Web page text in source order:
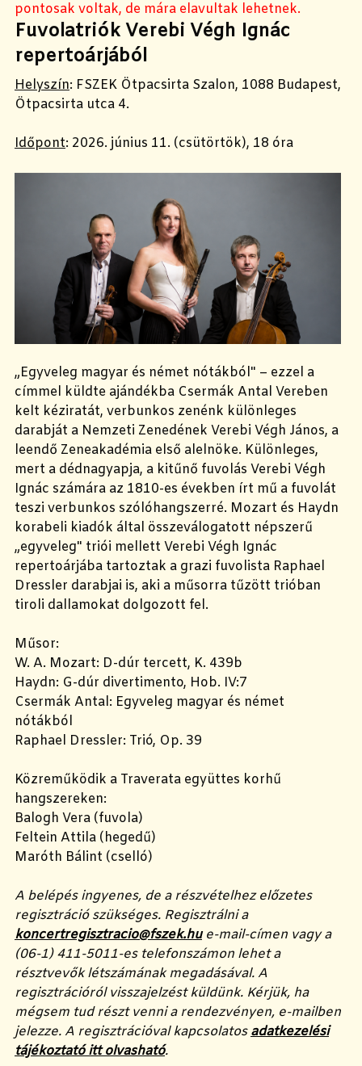
pontosak voltak, de mára elavultak lehetnek.
Fuvolatriók Verebi Végh Ignác
repertoárjából
Helyszín: FSZEK Ötpacsirta Szalon, 1088 Budapest,
Ötpacsirta utca 4.
Időpont: 2026. június 11. (csütörtök), 18 óra
„Egyveleg magyar és német nótákból" – ezzel a
címmel küldte ajándékba Csermák Antal Vereben
kelt kéziratát, verbunkos zenénk különleges
darabját a Nemzeti Zenedének Verebi Végh János, a
leendő Zeneakadémia első alelnöke. Különleges,
mert a dédnagyapja, a kitűnő fuvolás Verebi Végh
Ignác számára az 1810-es években írt mű a fuvolát
teszi verbunkos szólóhangszerré. Mozart és Haydn
korabeli kiadók által összeválogatott népszerű
„egyveleg" triói mellett Verebi Végh Ignác
repertoárjába tartoztak a grazi fuvolista Raphael
Dressler darabjai is, aki a műsorra tűzött trióban
tiroli dallamokat dolgozott fel.
Műsor:
W. A. Mozart: D-dúr tercett, K. 439b
Haydn: G-dúr divertimento, Hob. IV:7
Csermák Antal: Egyveleg magyar és német
nótákból
Raphael Dressler: Trió, Op. 39
Közreműködik a Traverata együttes korhű
hangszereken:
Balogh Vera (fuvola)
Feltein Attila (hegedű)
Maróth Bálint (cselló)
A belépés ingyenes, de a részvételhez előzetes
regisztráció szükséges. Regisztrálni a
koncertregisztracio@fszek.hue-mail-címen vagy a
(06-1) 411-5011-es telefonszámon lehet a
résztvevők létszámának megadásával. A
regisztrációról visszajelzést küldünk. Kérjük, ha
mégsem tud részt venni a rendezvényen, e-mailben
jelezze. A regisztrációval kapcsolatosadatkezelési
tájékoztató itt olvasható.